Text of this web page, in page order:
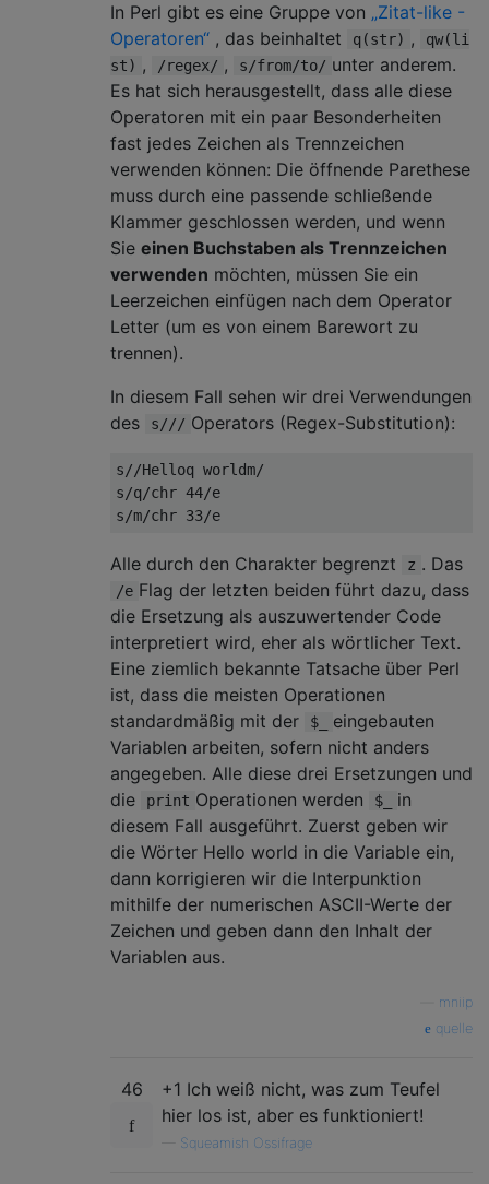
In Perl gibt es eine Gruppe von „Zitat-like -
Operatoren“ , das beinhaltet q(str) ,
qw(li
st) , /regex/ , s/from/to/ unter anderem.
Es hat sich herausgestellt, dass alle diese
Operatoren mit ein paar Besonderheiten
fast jedes Zeichen als Trennzeichen
verwenden können: Die öffnende Parethese
muss durch eine passende schließende
Klammer geschlossen werden, und wenn
Sie einen Buchstaben als Trennzeichen
verwenden möchten, müssen Sie ein
Leerzeichen einfügen nach dem Operator
Letter (um es von einem Barewort zu
trennen).
In diesem Fall sehen wir drei Verwendungen
des
s/// Operators (Regex-Substitution):
s//Helloq worldm/
s/q/chr 44/e
s/m/chr 33/e
Alle durch den Charakter begrenzt z . Das
/e Flag der letzten beiden führt dazu, dass
die Ersetzung als auszuwertender Code
interpretiert wird, eher als wörtlicher Text.
Eine ziemlich bekannte Tatsache über Perl
ist, dass die meisten Operationen
standardmäßig mit der
$_
eingebauten
Variablen arbeiten, sofern nicht anders
angegeben. Alle diese drei Ersetzungen und
die
print Operationen werden $_
in
diesem Fall ausgeführt. Zuerst geben wir
die Wörter Hello world in die Variable ein,
dann korrigieren wir die Interpunktion
mithilfe der numerischen ASCII-Werte der
Zeichen und geben dann den Inhalt der
Variablen aus.
mniip
quelle
46
+1 Ich weiß nicht, was zum Teufel
hier los ist, aber es funktioniert!
Squeamish Ossifrage